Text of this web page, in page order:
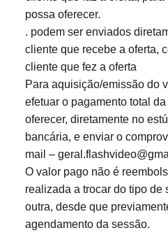
possa oferecer.
. podem ser enviados
cliente que recebe a oferta,
cliente que fez a oferta
Para aquisição/emissão do
efetuar o pagamento total
oferecer, diretamente no
bancária, e enviar o
mail –
O valor pago não é
realizada a trocar do tipo de
outra, desde que
agendamento da sessão.